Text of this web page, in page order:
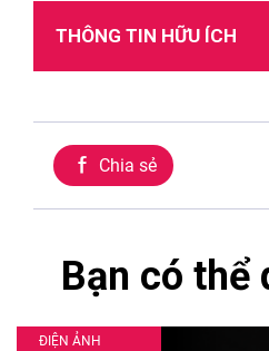
THÔNG TIN HỮU ÍCH
Chia sẻ
Bạn có thể
ĐIỆN ẢNH